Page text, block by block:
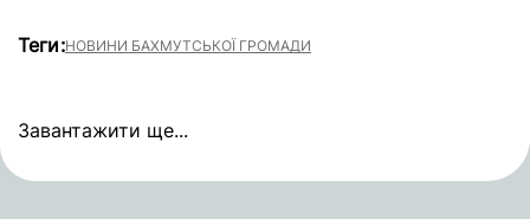
Теги:НОВИНИ БАХМУТСЬКОЇ ГРОМАДИ
Завантажити ще...